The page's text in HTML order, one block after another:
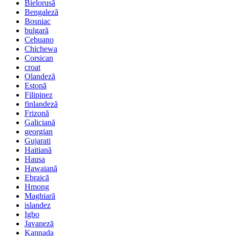
Bielorusă
Bengaleză
Bosniac
bulgară
Cebuano
Chichewa
Corsican
croat
Olandeză
Estonă
Filipinez
finlandeză
Frizonă
Galiciană
georgian
Gujarati
Haitiană
Hausa
Hawaiană
Ebraică
Hmong
Maghiară
islandez
Igbo
Javaneză
Kannada